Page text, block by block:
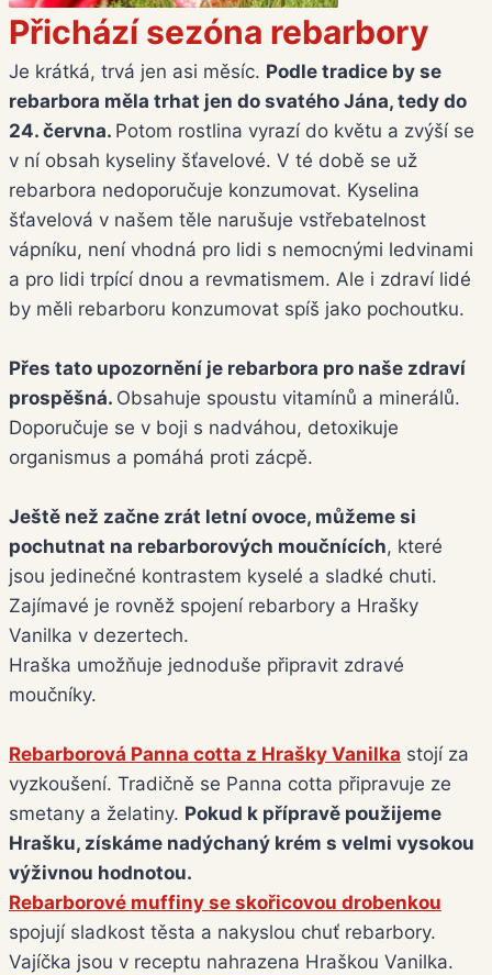
Přichází sezóna rebarbory
Je krátká, trvá jen asi měsíc. Podle tradice by se
rebarbora měla trhat jen do svatého Jána, tedy do
24. června. Potom rostlina vyrazí do květu a zvýší se
v ní obsah kyseliny šťavelové. V té době se už
rebarbora nedoporučuje konzumovat. Kyselina
šťavelová v našem těle narušuje vstřebatelnost
vápníku, není vhodná pro lidi s nemocnými ledvinami
a pro lidi trpící dnou a revmatismem. Ale i zdraví lidé
by měli rebarboru konzumovat spíš jako pochoutku.
Přes tato upozornění je rebarbora pro naše zdraví
prospěšná. Obsahuje spoustu vitamínů a minerálů.
Doporučuje se v boji s nadváhou, detoxikuje
organismus a pomáhá proti zácpě.
Ještě než začne zrát letní ovoce, můžeme si
pochutnat na rebarborových moučnících, které
jsou jedinečné kontrastem kyselé a sladké chuti.
Zajímavé je rovněž spojení rebarbory a Hrašky
Vanilka v dezertech.
Hraška umožňuje jednoduše připravit zdravé
moučníky.
Rebarborová Panna cotta z Hrašky Vanilka stojí za
vyzkoušení. Tradičně se Panna cotta připravuje ze
smetany a želatiny. Pokud k přípravě použijeme
Hrašku, získáme nadýchaný krém s velmi vysokou
výživnou hodnotou.
Rebarborové muffiny se skořicovou drobenkou
spojují sladkost těsta a nakyslou chuť rebarbory.
Vajíčka jsou v receptu nahrazena Hraškou Vanilka.